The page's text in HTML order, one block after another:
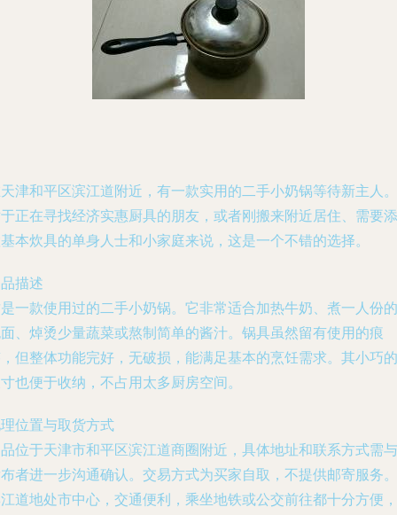
津和平区滨江道附近，有一款实用的二手小奶锅等待新主人。
正在寻找经济实惠厨具的朋友，或者刚搬来附近居住、需要添
本炊具的单身人士和小家庭来说，这是一个不错的选择。
描述
一款使用过的二手小奶锅。它非常适合加热牛奶、煮一人份的
、焯烫少量蔬菜或熬制简单的酱汁。锅具虽然留有使用的痕
但整体功能完好，无破损，能满足基本的烹饪需求。其小巧的
也便于收纳，不占用太多厨房空间。
位置与取货方式
位于天津市和平区滨江道商圈附近，具体地址和联系方式需与
者进一步沟通确认。交易方式为买家自取 ，不提供邮寄服务。
道地处市中心，交通便利，乘坐地铁或公交前往都十分方便，